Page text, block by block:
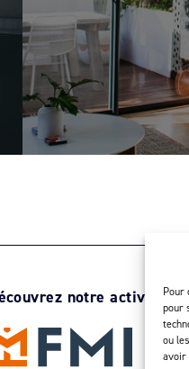
Pour
pour
ou
avoir
notre activité